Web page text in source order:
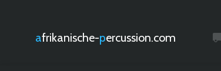
afrikanische- percussion.com